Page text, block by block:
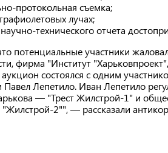
протокольная съемка;
лучах;
технического отчета
потенциальные участники
фирма "Институт
аукцион состоялся с одним
Лепетило. Иван Лепетило
— "Трест Жилстрой-1" и
"Жилстрой-2"", — рассказали